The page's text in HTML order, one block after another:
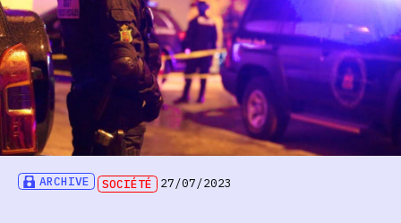
ARCHIVE SOCIÉTÉ 27/07/2023